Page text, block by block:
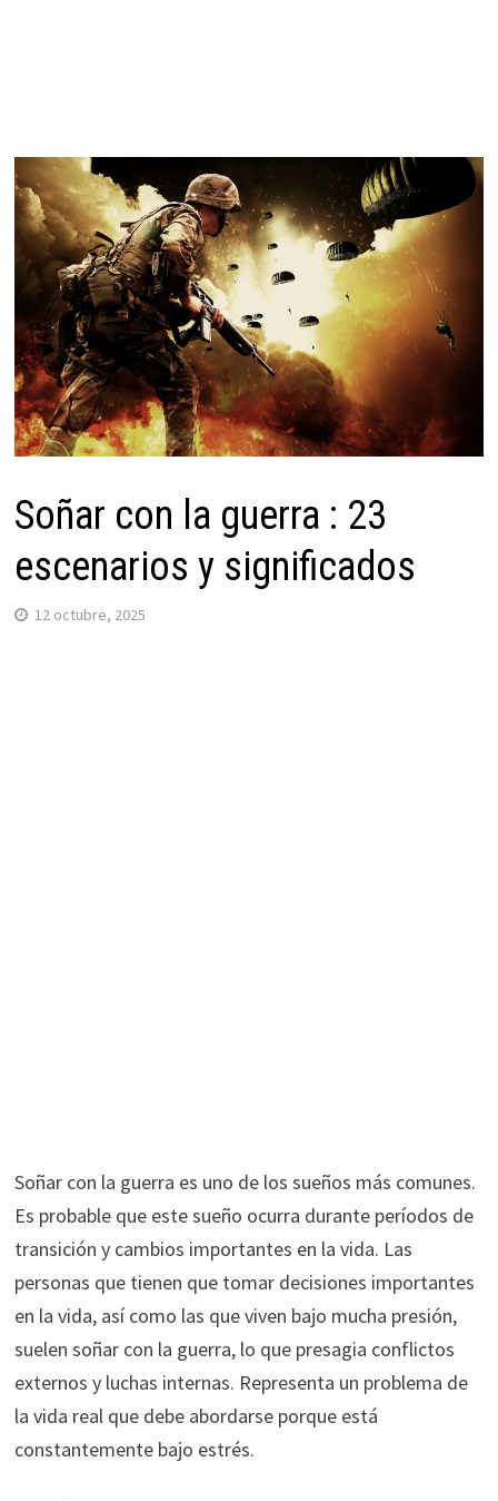
Soñar con la guerra : 23
escenarios y significados
12 octubre, 2025
Soñar con la guerra es uno de los sueños más comunes.
Es probable que este sueño ocurra durante períodos de
transición y cambios importantes en la vida. Las
personas que tienen que tomar decisiones importantes
en la vida, así como las que viven bajo mucha presión,
suelen soñar con la guerra, lo que presagia conflictos
externos y luchas internas. Representa un problema de
la vida real que debe abordarse porque está
constantemente bajo estrés.